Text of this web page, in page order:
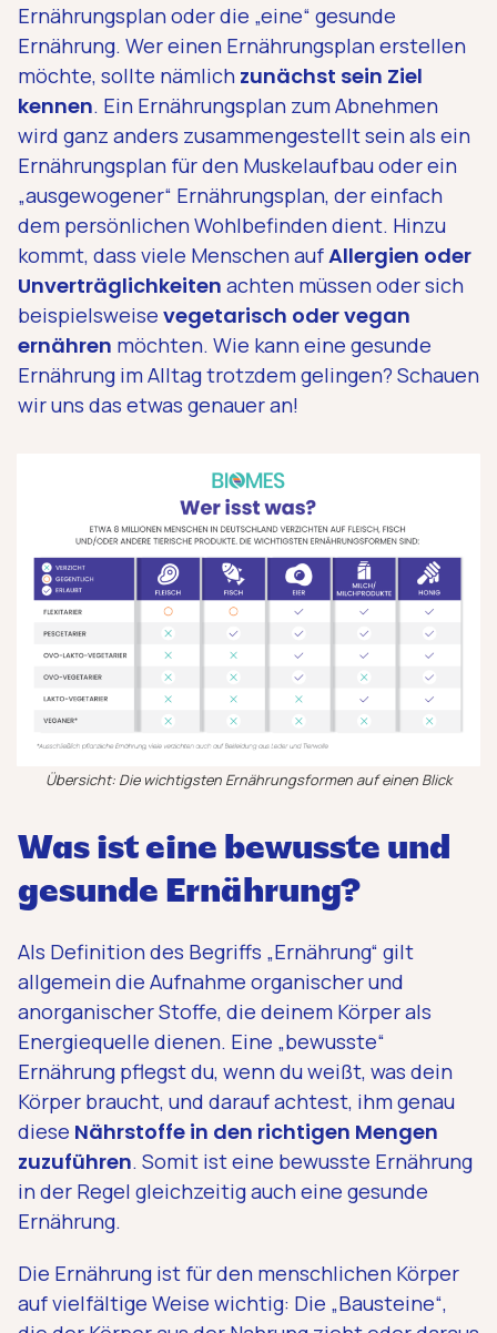
Ernährungsplan oder die „eine“ gesunde
Ernährung. Wer einen Ernährungsplan erstellen
möchte, sollte nämlich zunächst sein Ziel
kennen. Ein Ernährungsplan zum Abnehmen
wird ganz anders zusammengestellt sein als ein
Ernährungsplan für den Muskelaufbau oder ein
„ausgewogener“ Ernährungsplan, der einfach
dem persönlichen Wohlbefinden dient. Hinzu
kommt, dass viele Menschen aufAllergien oder
Unverträglichkeiten achten müssen oder sich
beispielsweise vegetarisch oder vegan
ernähren möchten. Wie kann eine gesunde
Ernährung im Alltag trotzdem gelingen? Schauen
wir uns das etwas genauer an!
Übersicht: Die wichtigsten Ernährungsformen auf einen Blick
Was ist eine bewusste und
gesunde Ernährung?
Als Definition des Begriffs „Ernährung“ gilt
allgemein die Aufnahme organischer und
anorganischer Stoffe, die deinem Körper als
Energiequelle dienen. Eine „bewusste“
Ernährung pflegst du, wenn du weißt, was dein
Körper braucht, und darauf achtest, ihm genau
diese Nährstoffe in den richtigen Mengen
zuzuführen. Somit ist eine bewusste Ernährung
in der Regel gleichzeitig auch eine gesunde
Ernährung.
Die Ernährung ist für den menschlichen Körper
auf vielfältige Weise wichtig: Die „Bausteine“,